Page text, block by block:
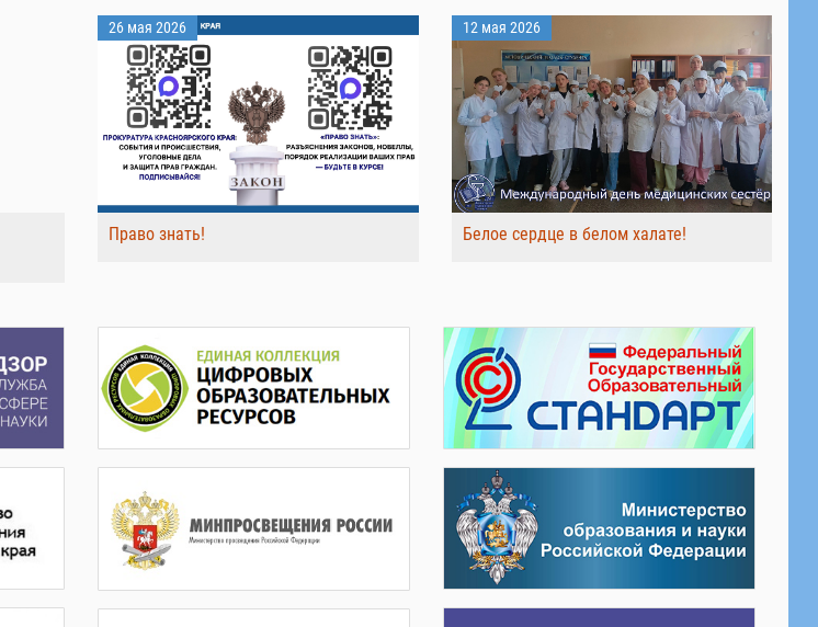
26 мая 2026
Право знать!
12 мая 2026
Белое сердце в белом халате!